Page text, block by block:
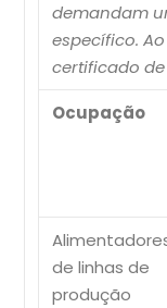
demandam
específico.
certificado
Ocupação
de linhas de
produção